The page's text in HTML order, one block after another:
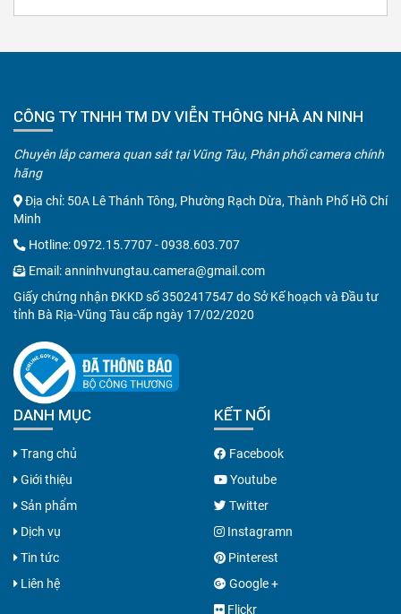
CÔNG TY TNHH TM DV VIỄN THÔNG NHÀ AN NINH
Chuyên lắp camera quan sát tại Vũng Tàu, Phân phối camera chính
hãng
Địa chỉ: 50A Lê Thánh Tông, Phường Rạch Dừa, Thành Phố Hồ Chí
Minh
Hotline:0972.15.7707-0938.603.707
Email:anninhvungtau.camera@gmail.com
Giấy chứng nhận ĐKKD số 3502417547 do Sở Kế hoạch và Đầu tư
tỉnh Bà Rịa-Vũng Tàu cấp ngày 17/02/2020
DANH MỤC
Trang chủ
Giới thiệu
Sản phẩm
Dịch vụ
Tin tức
Liên hệ
KẾT NỐI
Facebook
Youtube
Twitter
Instagramn
Pinterest
Google +
Flickr